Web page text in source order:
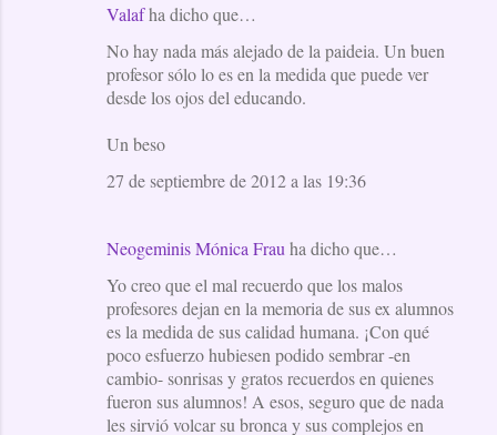
Valafha dicho que…
No hay nada más alejado de la paideia. Un buen
profesor sólo lo es en la medida que puede ver
desde los ojos del educando.
Un beso
27 de septiembre de 2012 a las 19:36
Neogeminis Mónica Frau ha dicho que…
Yo creo que el mal recuerdo que los malos
profesores dejan en la memoria de sus ex alumnos
es la medida de sus calidad humana. ¡Con qué
poco esfuerzo hubiesen podido sembrar -en
cambio- sonrisas y gratos recuerdos en quienes
fueron sus alumnos! A esos, seguro que de nada
les sirvió volcar su bronca y sus complejos en